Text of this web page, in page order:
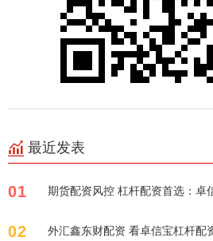
最近发表
01 期货配资风控 杠杆配资首选：卓
02 外汇鑫东财配资 看卓信宝杠杆配